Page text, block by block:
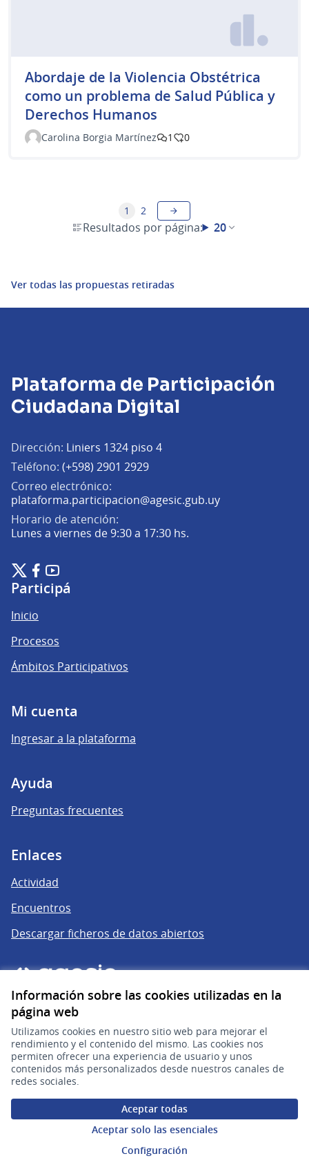
Información sobre las cookies utilizadas en la
página web
Utilizamos cookies en nuestro sitio web para mejorar el
rendimiento y el contenido del mismo. Las cookies nos
permiten ofrecer una experiencia de usuario y unos
contenidos más personalizados desde nuestros canales de
redes sociales.
Aceptar todas
Aceptar solo las esenciales
Configuración
Abordaje de la Violencia Obstétrica
como un problema de Salud Pública y
Derechos Humanos
Carolina Borgia Martínez 1 0
Resultados por página: 20
1 2
Ver todas las propuestas retiradas
Plataforma de Participación
Ciudadana Digital
Dirección: Liniers 1324 piso 4
Teléfono: (+598) 2901 2929
Correo electrónico:
plataforma.participacion@agesic.gub.uy(Abrir en una
Horario de atención:
Lunes a viernes de 9:30 a 17:30 hs.
Plataforma de Participación Ciudadana Digital en X
(Enlace externo)
Plataforma de Participación Ciudadana Digital en Facebook
(Enlace externo)
Plataforma de Participación Ciudadana Digital en
(Enlace externo)
Participá
Inicio
Procesos
Ámbitos Participativos
Mi cuenta
Ingresar a la plataforma
Ayuda
Preguntas frecuentes
Enlaces
Actividad
Encuentros
Descargar ficheros de datos abiertos
gub.uy
(Enlace externo)
Sitio oficial de la República Oriental del Uruguay
Configuración de cookies
Web creada consoftware libre